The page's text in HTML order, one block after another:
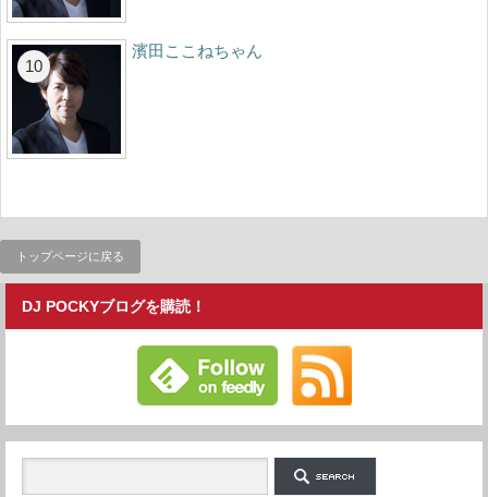
濱田ここねちゃん
トップページに戻る
DJ POCKYブログを購読！